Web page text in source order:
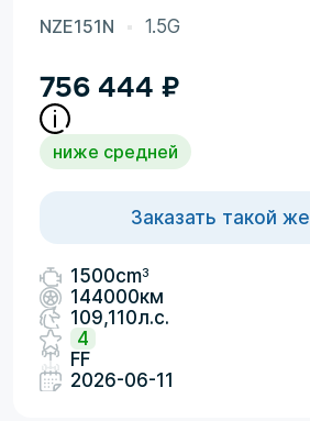
NZE151N 1.5G
756 444 ₽
ниже средней
Заказать такой же
1500cm3
144000км
109,110л.с.
4
FF
2026-06-11